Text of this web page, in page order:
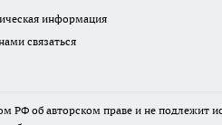
информация
связаться
РФ об авторском праве и не